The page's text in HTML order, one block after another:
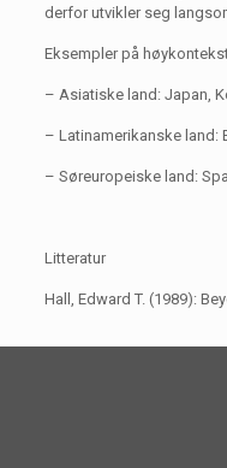
derfor utvikler seg
Eksempler på
– Asiatiske land: Japan,
– Latinamerikanske land:
– Søreuropeiske land:
Litteratur
Hall, Edward T. (1989):